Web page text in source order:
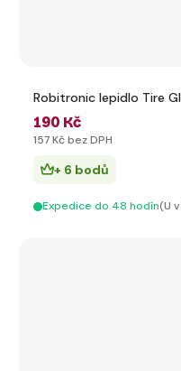
Robitronic lepidlo Tire
190 Kč
157 Kč bez DPH
+ 6 bodů
Expedice do 48 hodín(U